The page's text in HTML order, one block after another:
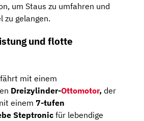
um Staus zu umfahren und
zu gelangen.
und flotte
mit einem
Dreizylinder-Ottomotor, der
einem 7-tufen
Steptronicfür lebendige